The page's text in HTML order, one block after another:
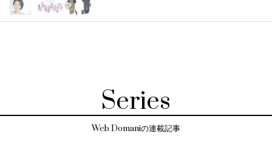
Series
Web Domaniの連載記事